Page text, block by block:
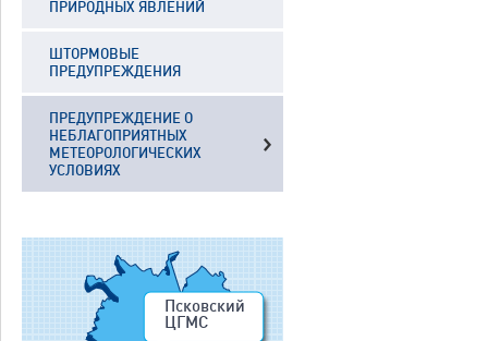
ПРИРОДНЫХ ЯВЛЕНИЙ
ШТОРМОВЫЕ
ПРЕДУПРЕЖДЕНИЯ
ПРЕДУПРЕЖДЕНИЕ О
НЕБЛАГОПРИЯТНЫХ
МЕТЕОРОЛОГИЧЕСКИХ
УСЛОВИЯХ
Псковский
ЦГМС